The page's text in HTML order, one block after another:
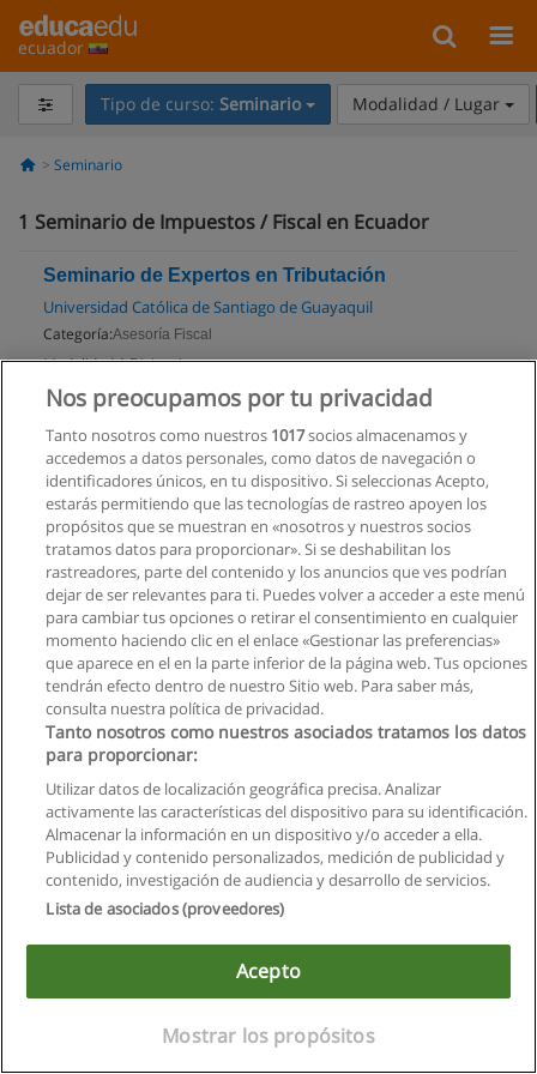
ecuador
Tipo de curso: Seminario Modalidad / Lugar
Seminario
1 Seminario de Impuestos / Fiscal en Ecuador
Seminario de Expertos en Tributación
Universidad Católica de Santiago de Guayaquil
Categoría:Asesoría Fiscal
Modalidad:A Distancia
Solicita información
Reglas de uso
Privacidad de datos
Copyright © Educaedu Business S.L. - CIF : B-95610580: -
www.educaedu.com.ec
Nos preocupamos por tu privacidad
Tanto nosotros como nuestros 1017socios almacenamos y
accedemos a datos personales, como datos de navegación o
identificadores únicos, en tu dispositivo. Si seleccionas Acepto,
estarás permitiendo que las tecnologías de rastreo apoyen los
propósitos que se muestran en «nosotros y nuestros socios
tratamos datos para proporcionar». Si se deshabilitan los
rastreadores, parte del contenido y los anuncios que ves podrían
dejar de ser relevantes para ti. Puedes volver a acceder a este menú
para cambiar tus opciones o retirar el consentimiento en cualquier
momento haciendo clic en el enlace «Gestionar las preferencias»
que aparece en el en la parte inferior de la página web. Tus opciones
tendrán efecto dentro de nuestro Sitio web. Para saber más,
consulta nuestra política de privacidad.
Tanto nosotros como nuestros asociados tratamos los datos
para proporcionar:
Utilizar datos de localización geográfica precisa. Analizar
activamente las características del dispositivo para su identificación.
Almacenar la información en un dispositivo y/o acceder a ella.
Publicidad y contenido personalizados, medición de publicidad y
contenido, investigación de audiencia y desarrollo de servicios.
Lista de asociados (proveedores)
Acepto
Mostrar los propósitos